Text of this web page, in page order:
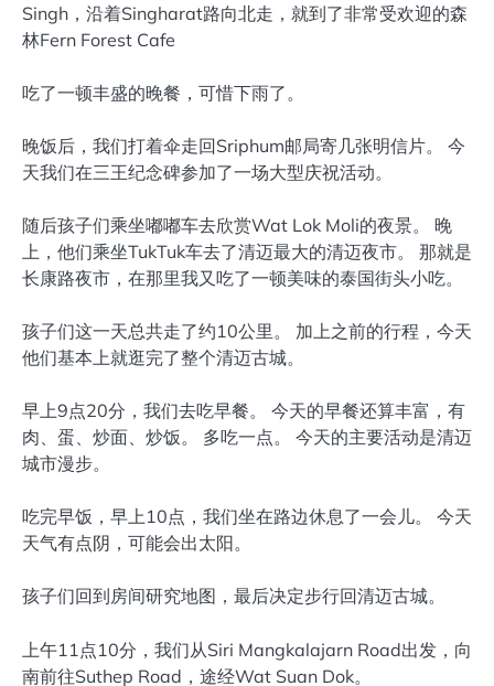
Singh，沿着Singharat路向北走，就到了非常受欢迎的森
林Fern Forest Cafe
吃了一顿丰盛的晚餐，可惜下雨了。
晚饭后，我们打着伞走回Sriphum邮局寄几张明信片。 今
天我们在三王纪念碑参加了一场大型庆祝活动。
随后孩子们乘坐嘟嘟车去欣赏Wat Lok Moli的夜景。 晚
上，他们乘坐TukTuk车去了清迈最大的清迈夜市。 那就是
长康路夜市，在那里我又吃了一顿美味的泰国街头小吃。
孩子们这一天总共走了约10公里。 加上之前的行程，今天
他们基本上就逛完了整个清迈古城。
早上9点20分，我们去吃早餐。 今天的早餐还算丰富，有
肉、蛋、炒面、炒饭。 多吃一点。 今天的主要活动是清迈
城市漫步。
吃完早饭，早上10点，我们坐在路边休息了一会儿。 今天
天气有点阴，可能会出太阳。
孩子们回到房间研究地图，最后决定步行回清迈古城。
上午11点10分，我们从Siri Mangkalajarn Road出发，向
南前往Suthep Road，途经Wat Suan Dok。